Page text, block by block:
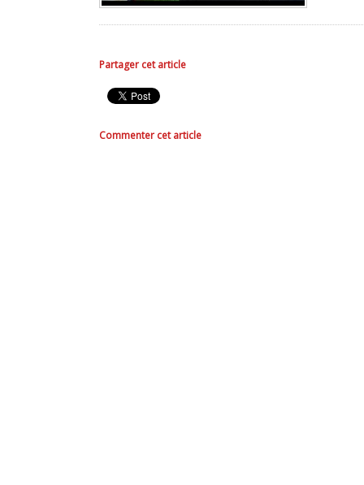
Partager cet article
Commenter cet article